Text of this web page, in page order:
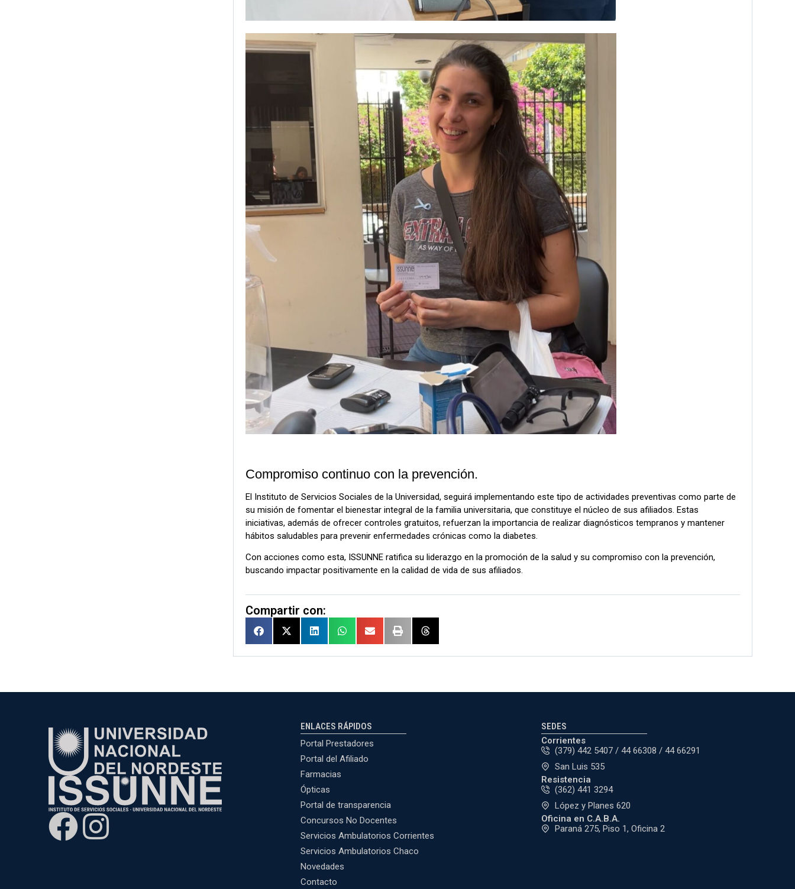
Compromiso continuo con la prevención.
El Instituto de Servicios Sociales de la Universidad, seguirá implementando este tipo de actividades preventivas como parte de
su misión de fomentar el bienestar integral de la familia universitaria, que constituye el núcleo de sus afiliados. Estas
iniciativas, además de ofrecer controles gratuitos, refuerzan la importancia de realizar diagnósticos tempranos y mantener
hábitos saludables para prevenir enfermedades crónicas como la diabetes.
Con acciones como esta, ISSUNNE ratifica su liderazgo en la promoción de la salud y su compromiso con la prevención,
buscando impactar positivamente en la calidad de vida de sus afiliados.
Compartir con:
ENLACES RÁPIDOS
Portal Prestadores
Portal del Afiliado
Farmacias
Ópticas
Portal de transparencia
Concursos No Docentes
Servicios Ambulatorios Corrientes
Servicios Ambulatorios Chaco
Novedades
Contacto
SEDES
Corrientes
(379) 442 5407 / 44 66308 / 44 66291
San Luis 535
Resistencia
(362) 441 3294
López y Planes 620
Oficina en C.A.B.A.
Paraná 275, Piso 1, Oficina 2